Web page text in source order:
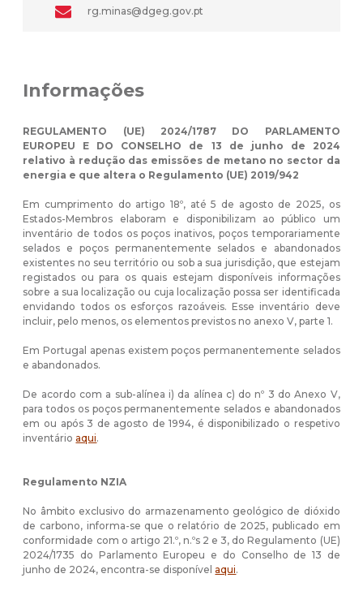
rg.minas@dgeg.gov.pt
Informações
REGULAMENTO (UE) 2024/1787 DO PARLAMENTO
EUROPEU E DO CONSELHO de 13 de junho de 2024
relativo à redução das emissões de metano no sector da
energia e que altera o Regulamento (UE) 2019/942
Em cumprimento do artigo 18º, até 5 de agosto de 2025, os
Estados-Membros elaboram e disponibilizam ao público um
inventário de todos os poços inativos, poços temporariamente
selados e poços permanentemente selados e abandonados
existentes no seu território ou sob a sua jurisdição, que estejam
registados ou para os quais estejam disponíveis informações
sobre a sua localização ou cuja localização possa ser identificada
envidando todos os esforços razoáveis. Esse inventário deve
incluir, pelo menos, os elementos previstos no anexo V, parte 1.
Em Portugal apenas existem poços permanentemente selados
e abandonados.
De acordo com a sub-alínea i) da alínea c) do nº 3 do Anexo V,
para todos os poços permanentemente selados e abandonados
em ou após 3 de agosto de 1994, é disponibilizado o respetivo
inventário aqui.
Regulamento NZIA
No âmbito exclusivo do armazenamento geológico de dióxido
de carbono, informa-se que o relatório de 2025, publicado em
conformidade com o artigo 21.º, n.ºs 2 e 3, do Regulamento (UE)
2024/1735 do Parlamento Europeu e do Conselho de 13 de
junho de 2024, encontra-se disponível aqui.